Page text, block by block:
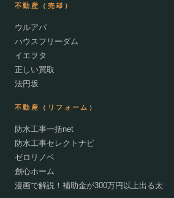
不動産（売却）
ウルアパ
ハウスフリーダム
イエヲタ
正しい買取
法円坂
不動産（リフォーム）
防水工事一括net
防水工事セレクトナビ
ゼロリノベ
創心ホーム
漫画で解説！補助金が300万円以上出る太